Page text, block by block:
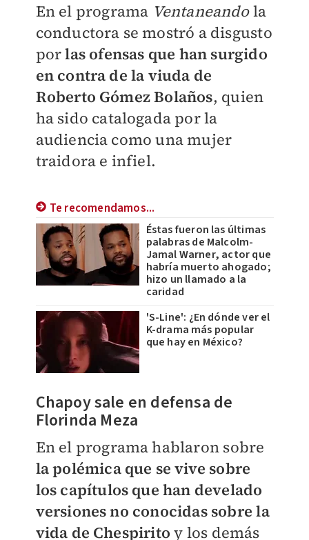
En el programa Ventaneandola
conductora se mostró a disgusto
porlas ofensas que han surgido
en contra de la viuda de
Roberto Gómez Bolaños, quien
ha sido catalogada por la
audiencia como una mujer
traidora e infiel.
Te recomendamos...
Éstas fueron las últimas
palabras de Malcolm-
Jamal Warner, actor que
habría muerto ahogado;
hizo un llamado a la
caridad
'S-Line': ¿En dónde ver el
K-drama más popular
que hay en México?
​Chapoy sale en defensa de
Florinda Meza
En el programa hablaron sobre
la polémica que se vive sobre
los capítulos que han develado
versiones no conocidas sobre la
vida de Chespirito y los demás